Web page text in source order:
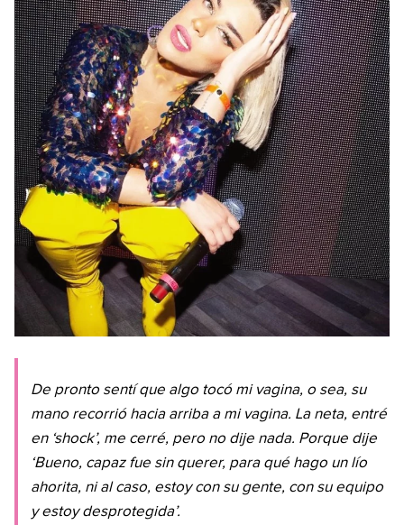
De pronto sentí que algo tocó mi vagina, o sea, su
mano recorrió hacia arriba a mi vagina. La neta, entré
en ‘shock’, me cerré, pero no dije nada. Porque dije
‘Bueno, capaz fue sin querer, para qué hago un lío
ahorita, ni al caso, estoy con su gente, con su equipo
y estoy desprotegida’.